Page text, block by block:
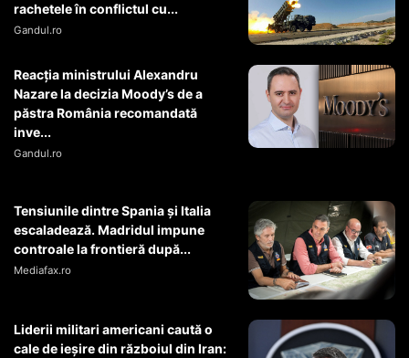
rachetele în conflictul cu...
Gandul.ro
Reacția ministrului Alexandru
Nazare la decizia Moody’s de a
păstra România recomandată
inve...
Gandul.ro
Tensiunile dintre Spania și Italia
escaladează. Madridul impune
controale la frontieră după...
Mediafax.ro
Liderii militari americani caută o
cale de ieșire din războiul din Iran: